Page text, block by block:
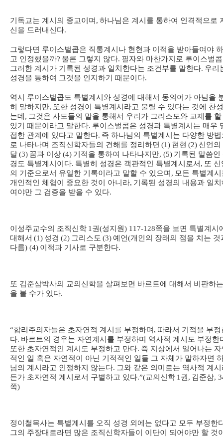
기독교는 계시의 종교이며 , 하나님은 계시를 통하여 인격적으로
신을 드러내신다.
그렇다면 루이스벌콥은 직통계시나 현현과 이적을 받아들여야
고 인정했을까? 물론 그렇지 않다. 필자와 마찬가지로 루이스벌
그러한 계시가 기록된 성경과 일치한다는 조건부를 말한다. 우리
성경을 통하여 그것을 인지하기 때문이다.
역시 루이스벌콥도 특별계시와 성경에 대해서 동의어가 아님을
히 말하지만, 또한 성경이 특별계시라고 불릴 수 있다는 것에 찬
는데 , 그것은 사도들의 말을 통해서 우리가 그리스도와 교제를 할
있기 때문이라고 말한다. 루이스벌콥은 성경과 특별계시는 매우
접한 관계에 있다고 말한다. 즉 하나님의 특별계시는 다양한 방법
로 나타나며 조직신학자들의 견해를 정리하면 (1) 현현 (2) 신언의
달(3) 꿈과 이상(4) 기적을 통하여 나타나지만, (5) 기록된 말씀인
경도 특별계시이다. 특별히 성경은 객관적인 특별계시로서 , 또 신
의 기준으로서 유일한 기록이라고 말할 수 있으며 , 모든 특별계시
개인적인 체험이 중요한 것이 아니라, 기록된 성경의 내용과 일치
여야만 그 검증을 받을 수 있다.
이성주교수의 조직신학 1 권(성지원) 117-128쪽을 보면 특별계시
대해서 (1) 성경 (2) 그리스도 (3) 예언(개인의 장래의 점을 치는 것
다름) (4) 이적과 기사로 구분한다.
또 김준삼박사의 교의신학을 살펴보면 바르트에 대해서 비판하
을 볼 수가 있다.
“합리주의자들은 초자연적 계시를 부정하며 , 따라서 기적을 부정
다. 바르트의 경우는 자연계시를 부정하며 역사적 계시도 부정한
또한 초자연적인 계시도 부정하고 만다. 즉 지상에서 일어나는 자
적인 일 혹은 자연적이 아닌 기적적인 일들 그 자체가 말하자면
님의 계시라고 인정하지 않는다. 그와 같은 의미로는 역사적 계시
든가 초자연적 계시로서 구별하고 있다.”(교의신학 1 권 , 김준삼,
쪽)
정이철목사는 특별계시를 오직 성경 외에는 없다고 모두 부정한
그의 주장대로라면 많은 조직신학자들이 이단이 되어야만 할 것